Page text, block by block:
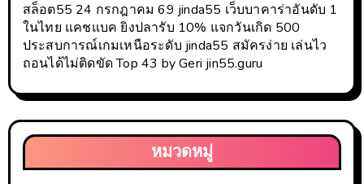
สล็อต55 24 กรกฎาคม 69 jinda55 เว็บบาคาร่าอันดับ 1
ในไทย แคชแบค ยิงปลารับ 10% แจกวันเกิด 500
ประสบการณ์เกมเหนือระดับ jinda55 สมัครง่าย เล่นไว
ถอนได้ไม่ติดขัด Top 43 by Geri jin55.guru
หมวดหมู่